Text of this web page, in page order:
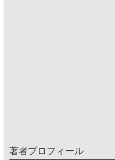
著者プロフィール